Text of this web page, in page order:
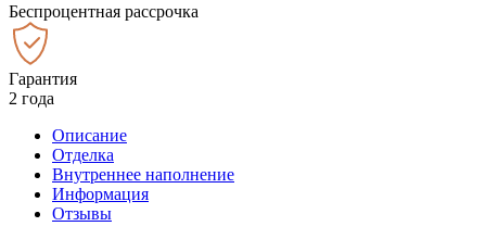
Беспроцентная рассрочка
Гарантия
2 года
Описание
Отделка
Внутреннее наполнение
Информация
Отзывы